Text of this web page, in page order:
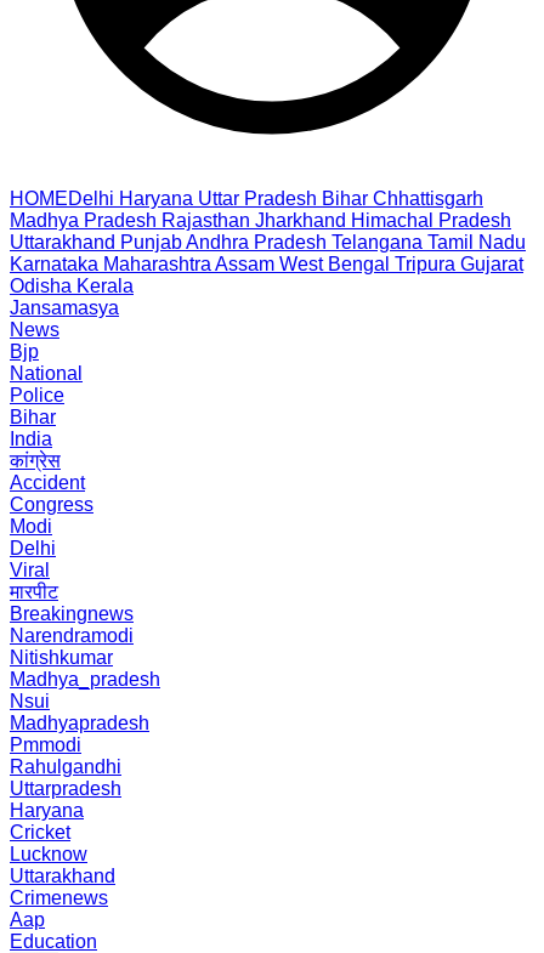
HOMEDelhi Haryana Uttar Pradesh Bihar Chhattisgarh
Madhya Pradesh Rajasthan Jharkhand Himachal Pradesh
Uttarakhand PunjabAndhra Pradesh Telangana Tamil Nadu
Karnataka Maharashtra Assam West Bengal Tripura Gujarat
Odisha Kerala
Jansamasya
News
Bjp
National
Police
Bihar
India
कांग्रेस
Accident
Congress
Modi
Delhi
Viral
मारपीट
Breakingnews
Narendramodi
Nitishkumar
Madhya_pradesh
Nsui
Madhyapradesh
Pmmodi
Rahulgandhi
Uttarpradesh
Haryana
Cricket
Lucknow
Uttarakhand
Crimenews
Aap
Education